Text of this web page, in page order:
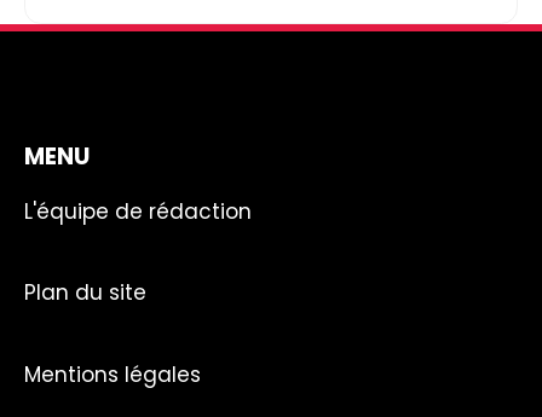
MENU
L'équipe de rédaction
Plan du site
Mentions légales